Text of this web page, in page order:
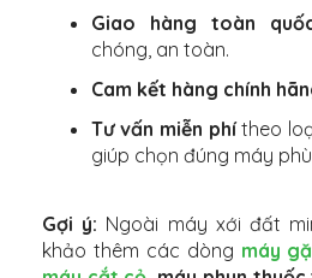
Giao hàng toàn
chóng, an toàn.
Cam kết hàng chính
Tư vấn miễn phítheo
giúp chọn đúng máy
Gợi ý: Ngoài máy xới đất
khảo thêm các dòng máy